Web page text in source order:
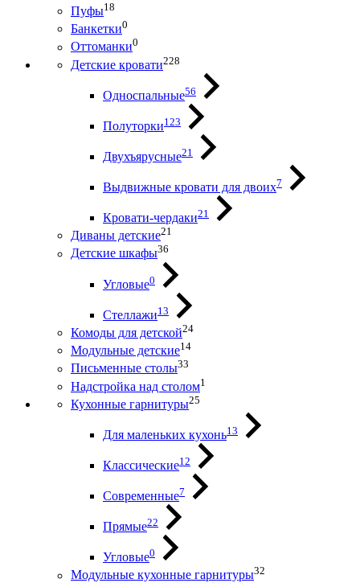
Пуфы18
Банкетки0
Оттоманки0
Детские кровати228
Односпальные56
Полуторки123
Двухъярусные21
Выдвижные кровати для двоих7
Кровати-чердаки21
Диваны детские21
Детские шкафы36
Угловые0
Стеллажи13
Комоды для детской24
Модульные детские14
Письменные столы33
Надстройка над столом1
Кухонные гарнитуры25
Для маленьких кухонь13
Классические12
Современные7
Прямые22
Угловые0
Модульные кухонные гарнитуры32